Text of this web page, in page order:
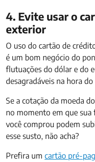
4. Evite usar o
exterior
O uso do cartão de
é um bom negócio do
flutuações do dólar e do
desagradáveis na hora
Se a cotação da moeda
no momento em que sua
você comprou podem
esse susto, não acha?
Prefira um cartão pré-